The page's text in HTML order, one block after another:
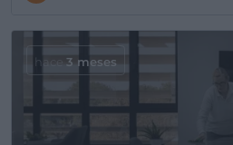
hace 3 meses